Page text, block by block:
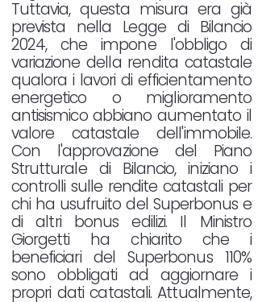
Tuttavia, questa misura era già
prevista nella Legge di Bilancio
2024, che impone l'obbligo di
variazione della rendita catastale
qualora i lavori di efficientamento
energetico o miglioramento
antisismico abbiano aumentato il
valore catastale dell'immobile.
Con l'approvazione del Piano
Strutturale di Bilancio, iniziano i
controlli sulle rendite catastali per
chi ha usufruito del Superbonus e
di altri bonus edilizi. Il Ministro
Giorgetti ha chiarito che i
beneficiari del Superbonus 110%
sono obbligati ad aggiornare i
propri dati catastali. Attualmente,